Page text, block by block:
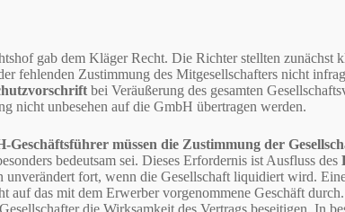
gab dem Kläger Recht. Die Richter stellten zunächst
fehlenden Zustimmung des Mitgesellschafters nicht
bei Veräußerung des gesamten
nicht unbesehen auf die GmbH übertragen werden.
Geschäftsführer müssen die Zustimmung der
bedeutsam sei. Dieses Erfordernis ist Ausfluss des
unverändert fort, wenn die Gesellschaft liquidiert wird.
auf das mit dem Erwerber vorgenommene Geschäft
die Wirksamkeit des Vertrags beseitigen. In